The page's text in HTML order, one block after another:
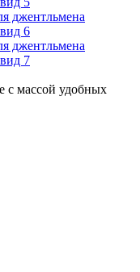
с массой удобных